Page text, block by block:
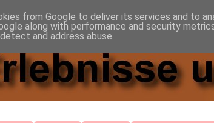
from Google to deliver its services and to
along with performance and security
and address abuse.